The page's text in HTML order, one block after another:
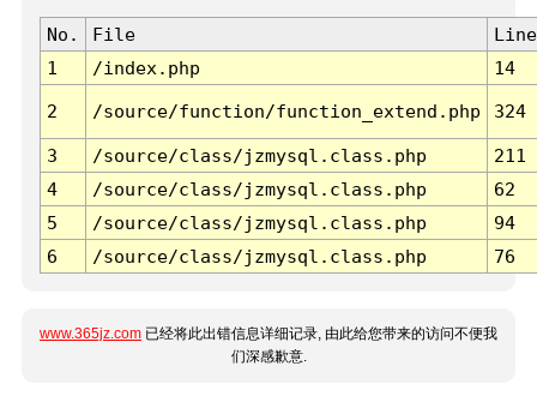
No. File
Line
1
/index.php 14
2 /source/function/function_extend.php 324
3 /source/class/jzmysql.class.php
211
4
/source/class/jzmysql.class.php
62
5
/source/class/jzmysql.class.php
94
6
/source/class/jzmysql.class.php 76
www.365jz.com 已经将此出错信息详细记录, 由此给您带来的访问不便我
们深感歉意.